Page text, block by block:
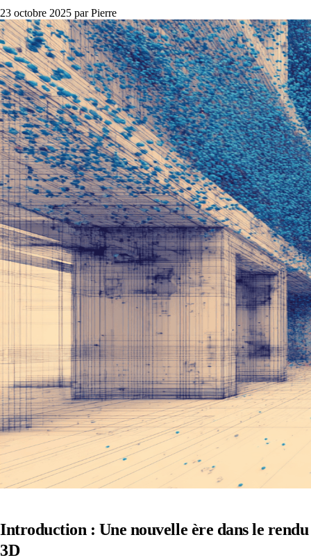
23 octobre 2025 par Pierre
Introduction : Une nouvelle ère dans le rendu
3D